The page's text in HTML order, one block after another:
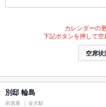
カレンダーの
下記ボタンを押して空
空席状
別邸 輪島
居酒屋 金沢駅